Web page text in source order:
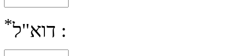
* דוא"ל :